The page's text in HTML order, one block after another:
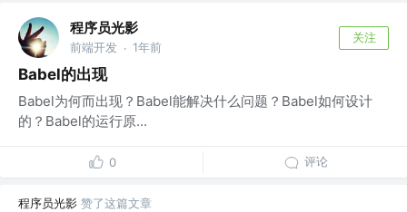
程序员光影
前端开发 · 1年前
关注
Babel的出现
Babel为何而出现？Babel能解决什么问题？Babel如何设计
的？Babel的运行原...
0 评论
程序员光影 赞了这篇文章